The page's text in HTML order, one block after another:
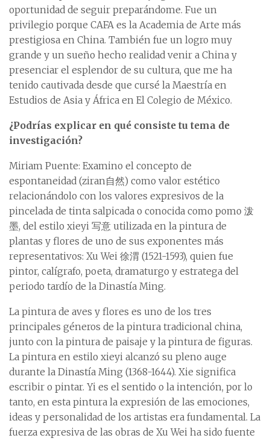
oportunidad de seguir preparándome. Fue un
privilegio porque CAFA es la Academia de Arte más
prestigiosa en China. También fue un logro muy
grande y un sueño hecho realidad venir a China y
presenciar el esplendor de su cultura, que me ha
tenido cautivada desde que cursé la Maestría en
Estudios de Asia y África en El Colegio de México.
¿Podrías explicar en qué consiste tu tema de
investigación?
Miriam Puente: Examino el concepto de
espontaneidad (ziran自然) como valor estético
relacionándolo con los valores expresivos de la
pincelada de tinta salpicada o conocida como pomo 泼
墨, del estilo xieyi 写意 utilizada en la pintura de
plantas y flores de uno de sus exponentes más
representativos: Xu Wei 徐渭 (1521-1593), quien fue
pintor, calígrafo, poeta, dramaturgo y estratega del
periodo tardío de la Dinastía Ming.
La pintura de aves y flores es uno de los tres
principales géneros de la pintura tradicional china,
junto con la pintura de paisaje y la pintura de figuras.
La pintura en estilo xieyi alcanzó su pleno auge
durante la Dinastía Ming (1368-1644). Xie significa
escribir o pintar. Yi es el sentido o la intención, por lo
tanto, en esta pintura la expresión de las emociones,
ideas y personalidad de los artistas era fundamental. La
fuerza expresiva de las obras de Xu Wei ha sido fuente